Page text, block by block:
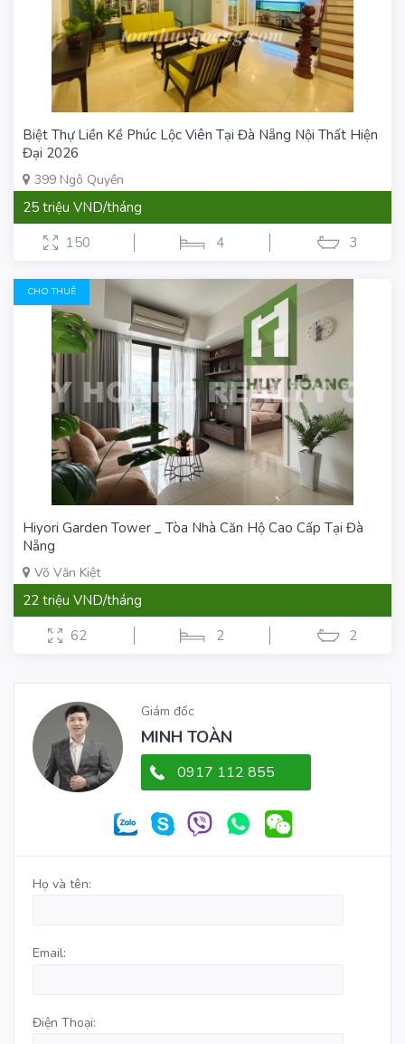
Biệt Thự Liền Kề Phúc Lộc Viên Tại Đà Nẵng Nội Thất Hiện
Đại 2026
399 Ngô Quyền
25 triệu VND/tháng
150
4 3
CHO THUÊ
Hiyori Garden Tower _ Tòa Nhà Căn Hộ Cao Cấp Tại Đà
Nẵng
Võ Văn Kiệt
22 triệu VND/tháng
62
2 2
Giám đốc
MINH TOÀN
0917 112 855
Họ và tên:
Email:
Điện Thoại: